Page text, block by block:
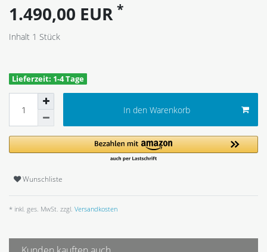
1.490,00 EUR *
Inhalt 1 Stück
Lieferzeit: 1-4 Tage
In den Warenkorb
Wunschliste
* inkl. ges. MwSt. zzgl. Versandkosten